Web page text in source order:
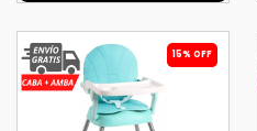
15% OFF